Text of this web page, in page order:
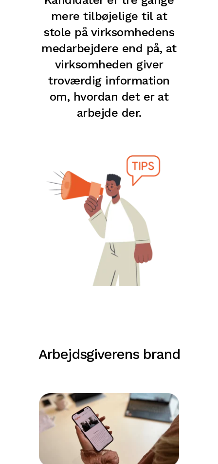
mere tilbøjelige til at
stole på virksomhedens
medarbejdere end på, at
virksomheden giver
troværdig information
om, hvordan det er at
arbejde der.
Arbejdsgiverens brand